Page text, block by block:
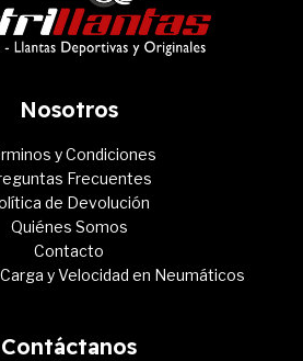
Nosotros
y Condiciones
Frecuentes
de Devolución
Quiénes Somos
Contacto
y Velocidad en Neumáticos
Contáctanos